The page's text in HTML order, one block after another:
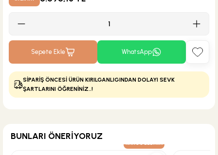
Sepete Ekle WhatsApp
SİPARİŞ ÖNCESİ ÜRÜN KIRILGANLIGINDAN DOLAYI SEVK
ŞARTLARINI ÖĞRENİNİZ..!
BUNLARI ÖNERİYORUZ
KARGO BEDAVA